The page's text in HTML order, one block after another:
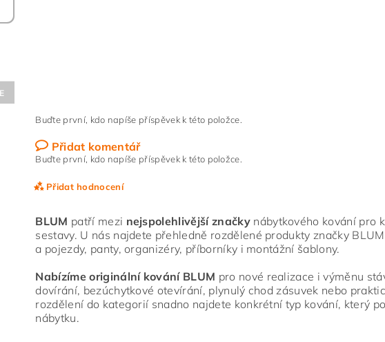
Buďte první, kdo napíše příspěvek k této položce.
Přidat komentář
Buďte první, kdo napíše příspěvek k této položce.
Přidat hodnocení
BLUM patří mezi nejspolehlivější značkynábytkového kování pro
sestavy. U nás najdete přehledně rozdělené produkty značky
a pojezdy, panty, organizéry, příborníky i montážní šablony.
Nabízíme originální kování BLUM pro nové realizace i výměnu
dovírání, bezúchytkové otevírání, plynulý chod zásuvek nebo
rozdělení do kategorií snadno najdete konkrétní typ kování, který
nábytku.